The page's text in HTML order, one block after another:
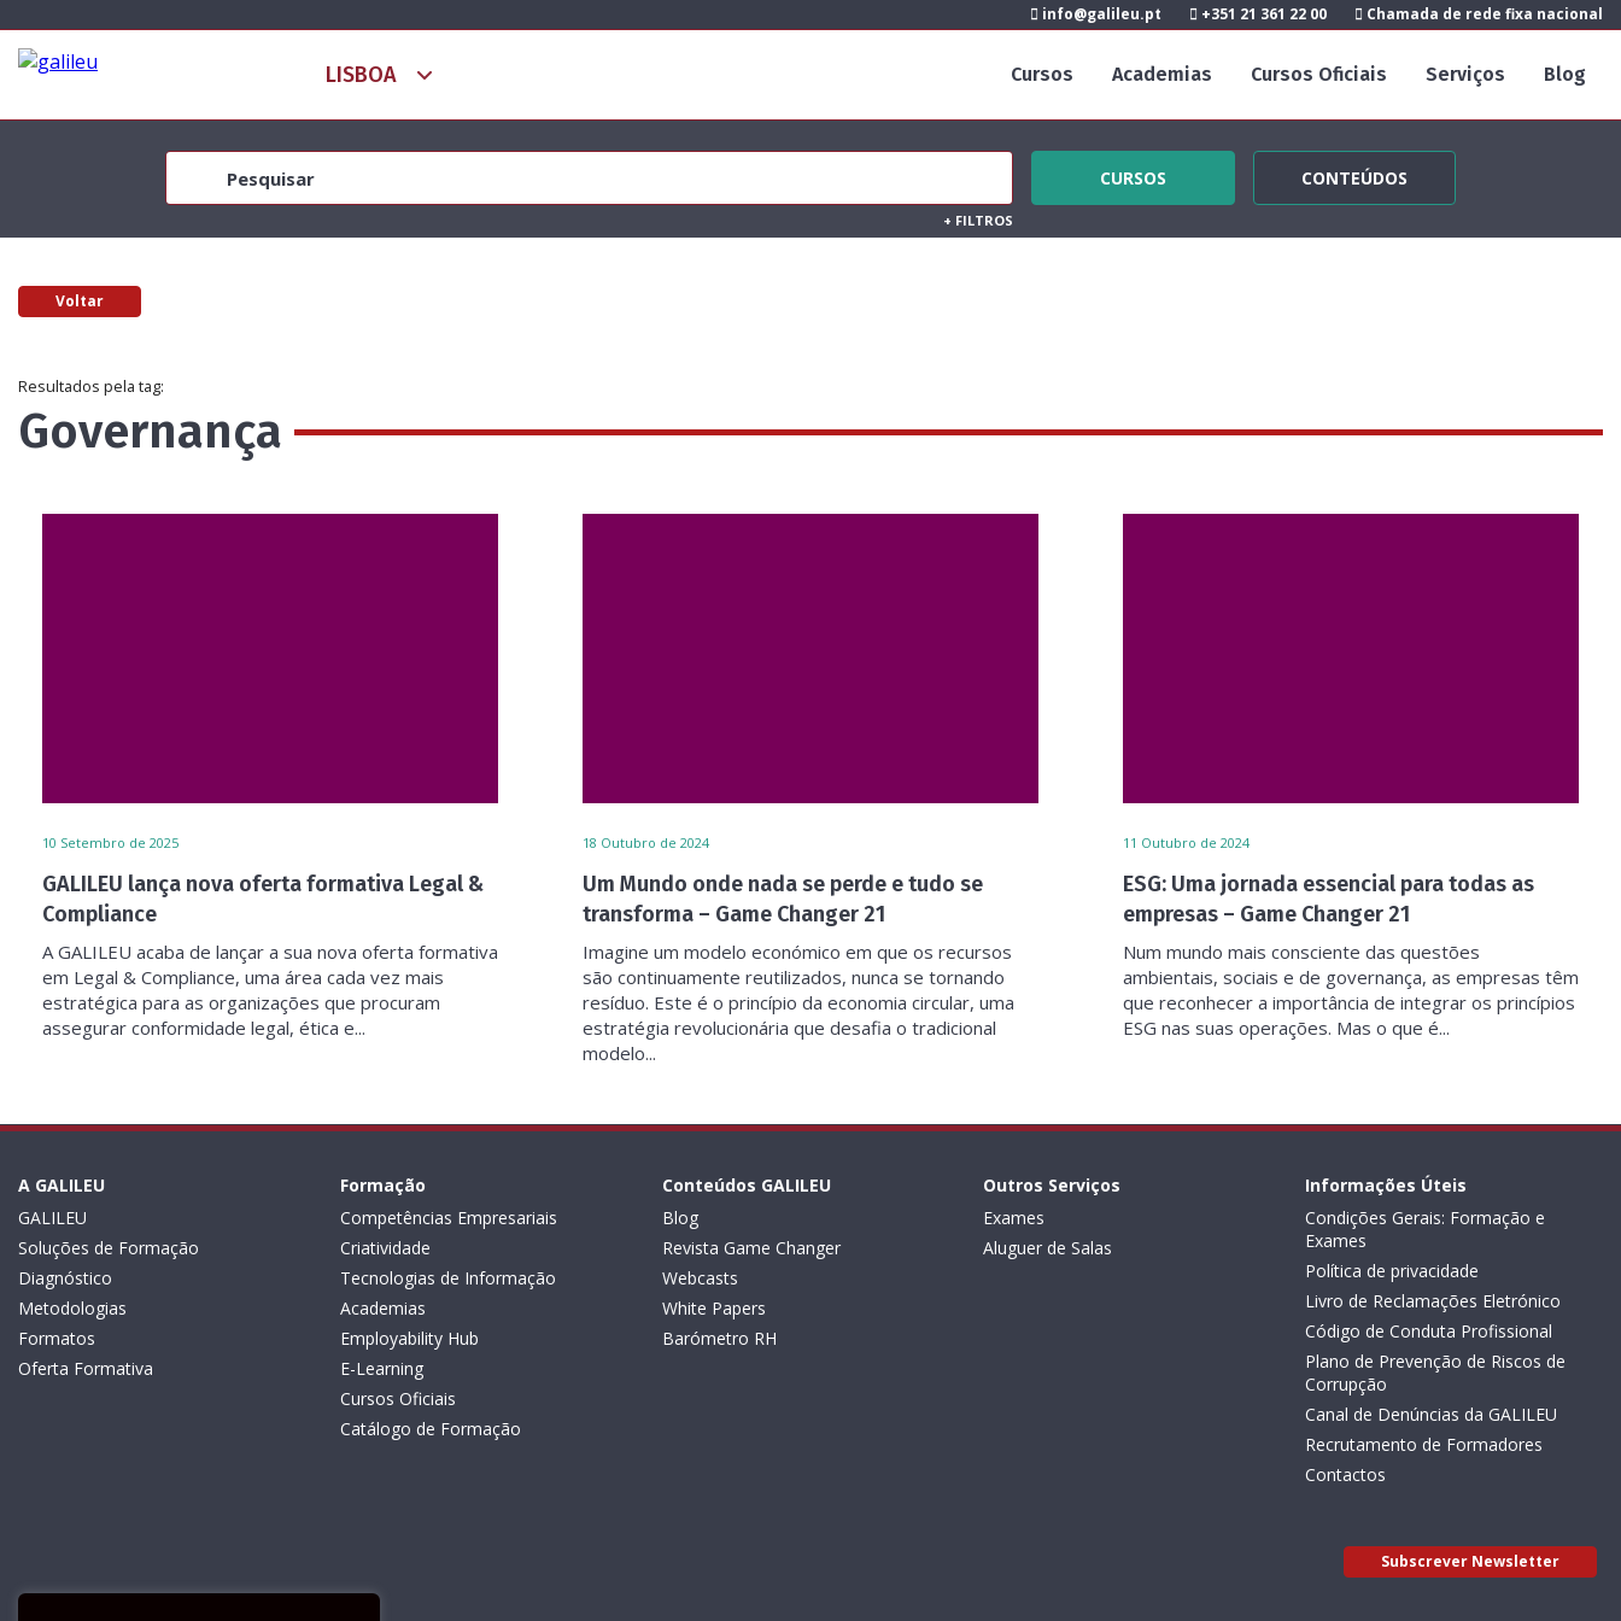
info@galileu.pt +351 21 361 22 00 Chamada de rede fixa nacional
Cursos Academias Cursos Oficiais Serviços Blog
CURSOS CONTEÚDOS
+ FILTROS
Voltar
Resultados pela tag:
Governança
10 Setembro de 2025
GALILEU lança nova oferta formativa Legal &
Compliance
A GALILEU acaba de lançar a sua nova oferta formativa
em Legal & Compliance, uma área cada vez mais
estratégica para as organizações que procuram
assegurar conformidade legal, ética e...
18 Outubro de 2024
Um Mundo onde nada se perde e tudo se
transforma – Game Changer 21
Imagine um modelo económico em que os recursos
são continuamente reutilizados, nunca se tornando
resíduo. Este é o princípio da economia circular, uma
estratégia revolucionária que desafia o tradicional
modelo...
11 Outubro de 2024
ESG: Uma jornada essencial para todas as
empresas – Game Changer 21
Num mundo mais consciente das questões
ambientais, sociais e de governança, as empresas têm
que reconhecer a importância de integrar os princípios
ESG nas suas operações. Mas o que é...
A GALILEU
GALILEU
Soluções de Formação
Diagnóstico
Metodologias
Formatos
Oferta Formativa
Formação
Competências Empresariais
Criatividade
Tecnologias de Informação
Academias
Employability Hub
E-Learning
Cursos Oficiais
Catálogo de Formação
Conteúdos GALILEU
Blog
Revista Game Changer
Webcasts
White Papers
Barómetro RH
Outros Serviços
Exames
Aluguer de Salas
Informações Úteis
Condições Gerais: Formação e
Exames
Política de privacidade
Livro de Reclamações Eletrónico
Código de Conduta Profissional
Plano de Prevenção de Riscos de
Corrupção
Canal de Denúncias da GALILEU
Recrutamento de Formadores
Contactos
Subscrever Newsletter